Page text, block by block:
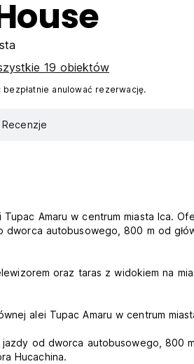
19 obiektów
anulować rezerwację.
Recenzje
Amaru w centrum miasta Ica.
autobusowego, 800 m od
oraz taras z widokiem na
alei Tupac Amaru w centrum
od dworca autobusowego, 800
Hucachina.